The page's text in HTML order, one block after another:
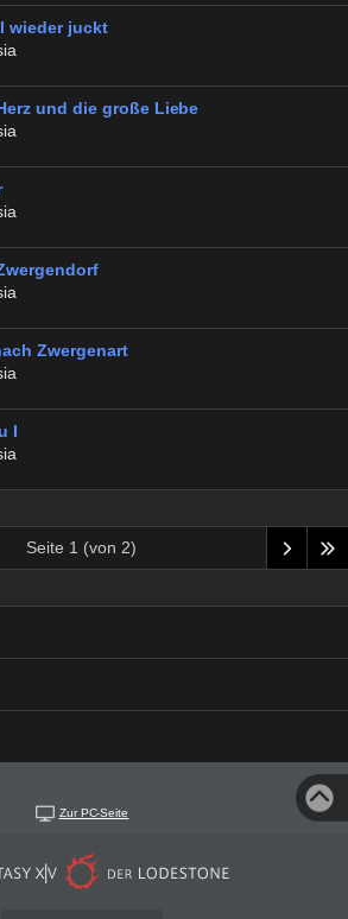
wieder juckt
und die große Liebe
Zwergenart
I
Seite 1 (von 2)
Zur PC-Seite